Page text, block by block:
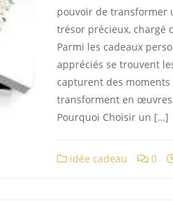
pouvoir de transformer
trésor précieux, chargé
Parmi les cadeaux
appréciés se trouvent
capturent des moments
transforment en
Pourquoi Choisir un […]
idée cadeau 0